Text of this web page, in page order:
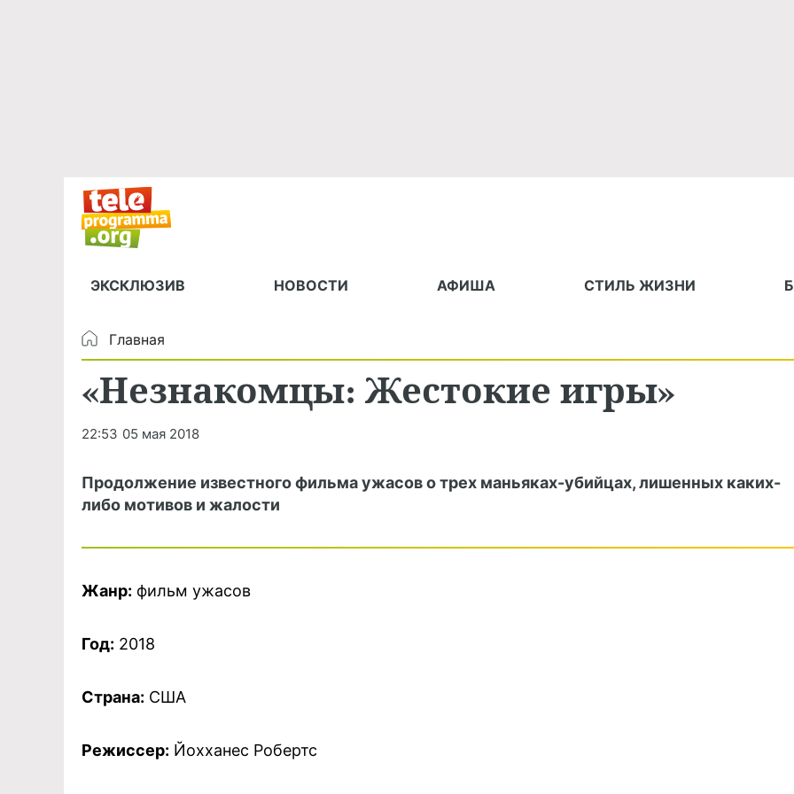
ЭКСКЛЮЗИВ НОВОСТИ АФИША СТИЛЬ ЖИЗНИ
Главная
«Незнакомцы: Жестокие игры»
22:53 05 мая 2018
Продолжение известного фильма ужасов о трех маньяках-убийцах, лишенных каких-
либо мотивов и жалости
Жанр: фильм ужасов
Год: 2018
Страна: США
Режиссер: Йохханес Робертс